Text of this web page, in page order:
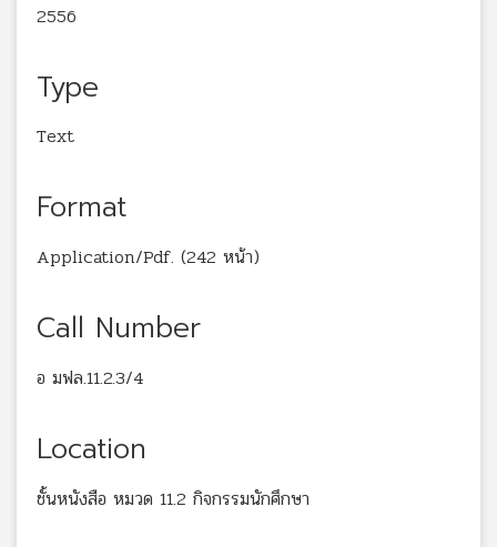
2556
Type
Text
Format
Application/Pdf. (242 หน้า)
Call Number
อ มฟล.11.2.3/4
Location
ชั้นหนังสือ หมวด 11.2 กิจกรรมนักศึกษา